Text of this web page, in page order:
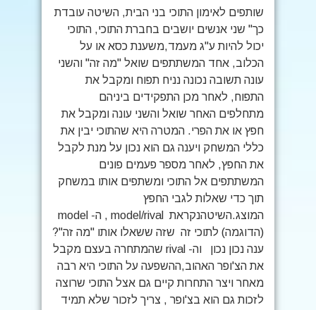
שותפים לאימון התוכי בני הבית, השיטה עובדת
כך" שני אנשים יושבים בחברת התוכי, התוכי
יכול להיות ע"ג מעמד,משענת כסא או על
הכלוב, אחד המשתתפים שואל "מה זה" והשני
עונה תשובה נכונה נניח תפוח ומקבל את
התפוח, לאחר מכן התפקידים ביניהם
מתחלפים האחר שואל והשני עונה ומקבל את
חפץ או את הפרי. המטרה היא שהתוכי יבין את
כללי המשחק ויענה גם הוא נכון על מנת לקבל
את החפץ, לאחר מספר פעמים פונים
המשתתפים אל התוכי ומשתפים אותו במשחק
תוך כדי שאלות לגבי החפץ
המוצג.השיטהנקראת model/rival , ה- model
(הדוגמה) לתוכי זה שזה ששאלו אותו "מה זה"?
ענה נכון נכון וה- rival שהמתחרה בעצם מקבל
את הצ'ופר האהוב,ההשפעה על התוכי היא רבה
מאחר ויצר התחרות קיים גם אצל התוכי שרוצה
לזכות גם הוא בצ'ופר , צריך לזכור שלא תמיד